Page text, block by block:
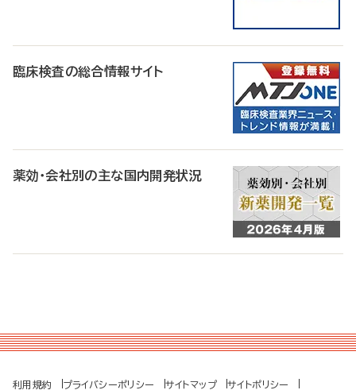
臨床検査の総合情報サイト
薬効・会社別の主な国内開発状況
利用規約 プライバシーポリシー サイトマップ サイトポリシー